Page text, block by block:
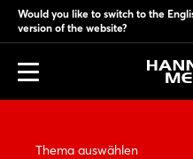
Would you like to switch to the
version of the website?
Thema auswählen